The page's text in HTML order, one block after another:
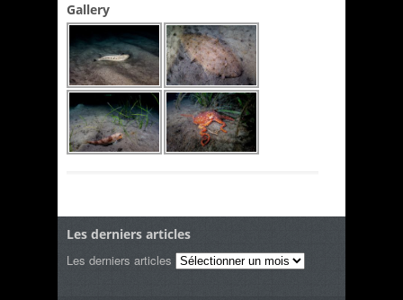
Gallery
Les derniers articles
Les derniers articles